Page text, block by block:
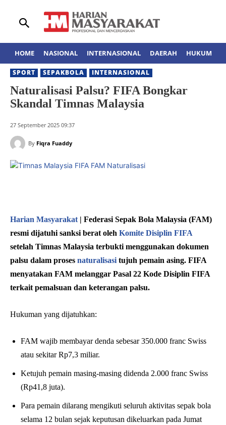
HOME NASIONAL INTERNASIONAL DAERAH HUKUM
SPORT SEPAKBOLA INTERNASIONAL
Naturalisasi Palsu? FIFA Bongkar
Skandal Timnas Malaysia
27 September 2025 09:37
By Fiqra Fuaddy
Harian Masyarakat | Federasi Sepak Bola Malaysia (FAM)
resmi dijatuhi sanksi berat oleh Komite Disiplin FIFA
setelah Timnas Malaysia terbukti menggunakan dokumen
palsu dalam proses naturalisasi tujuh pemain asing. FIFA
menyatakan FAM melanggar Pasal 22 Kode Disiplin FIFA
terkait pemalsuan dan keterangan palsu.
Hukuman yang dijatuhkan:
FAM wajib membayar denda sebesar 350.000 franc Swiss
atau sekitar Rp7,3 miliar.
Ketujuh pemain masing-masing didenda 2.000 franc Swiss
(Rp41,8 juta).
Para pemain dilarang mengikuti seluruh aktivitas sepak bola
selama 12 bulan sejak keputusan dikeluarkan pada Jumat